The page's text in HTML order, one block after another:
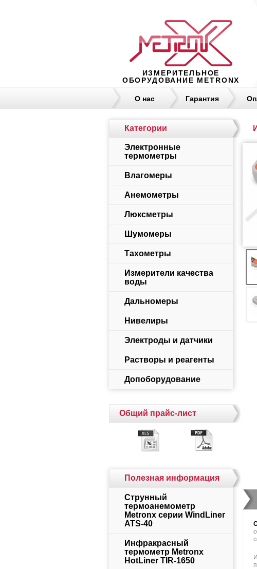
ИЗМЕРИТЕЛЬНОЕ
ОБОРУДОВАНИЕ METRONX
О нас Гарантия
Категории
Электронные
термометры
Влагомеры
Анемометры
Люксметры
Шумомеры
Тахометры
Измерители качества
воды
Дальномеры
Нивелиры
Электроды и датчики
Растворы и реагенты
Допоборудование
Общий прайс-лист
Полезная информация
Струнный
термоанемометр
Metronx серии WindLiner
ATS-40
Инфракрасный
термометр Metronx
HotLiner TIR-1650